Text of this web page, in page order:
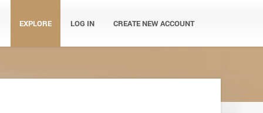
EXPLORE LOG IN CREATE NEW ACCOUNT